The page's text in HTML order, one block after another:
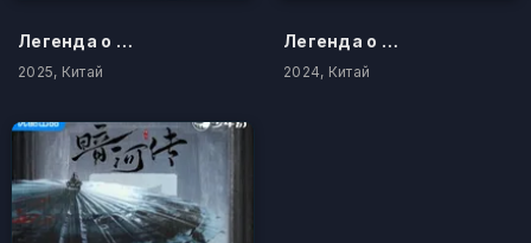
Легенда о Цзан Хае
2025, Китай
Легенда о героях
2024, Китай